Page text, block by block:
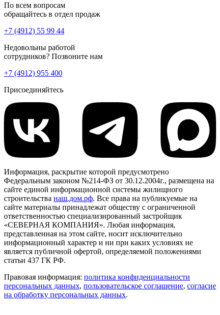
По всем вопросам
обращайтесь в отдел продаж
+7 (4912) 55 99 44
Недовольны работой
сотрудников? Позвоните нам
+7 (4912) 955 400
Присоединяйтесь
Информация, раскрытие которой предусмотрено
Федеральным законом №214-ФЗ от 30.12.2004г., размещена на
сайте единой информационной системы жилищного
строительства наш.дом.рф. Все права на публикуемые на
сайте материалы принадлежат обществу с ограниченной
ответственностью специализированный застройщик
«СЕВЕРНАЯ КОМПАНИЯ». Любая информация,
представленная на этом сайте, носит исключительно
информационный характер и ни при каких условиях не
является публичной офертой, определяемой положениями
статьи 437 ГК РФ.
Правовая информация: политика конфиденциальности
персональных данных, пользовательское cоглашение, cогласие
на обработку персональных данных.